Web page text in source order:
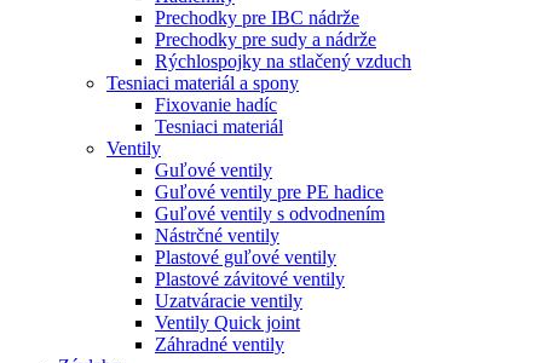
Prechodky pre IBC nádrže
Prechodky pre sudy a nádrže
Rýchlospojky na stlačený vzduch
Tesniaci materiál a spony
Fixovanie hadíc
Tesniaci materiál
Ventily
Guľové ventily
Guľové ventily pre PE hadice
Guľové ventily s odvodnením
Nástrčné ventily
Plastové guľové ventily
Plastové závitové ventily
Uzatváracie ventily
Ventily Quick joint
Záhradné ventily